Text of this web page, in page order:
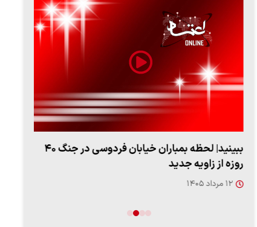
ببینید| لحظه بمباران خیابان فردوسی در جنگ ۴۰
روزه از زاویه جدید
۱۲ مرداد ۱۴۰۵